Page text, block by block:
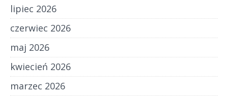
lipiec 2026
czerwiec 2026
maj 2026
kwiecień 2026
marzec 2026